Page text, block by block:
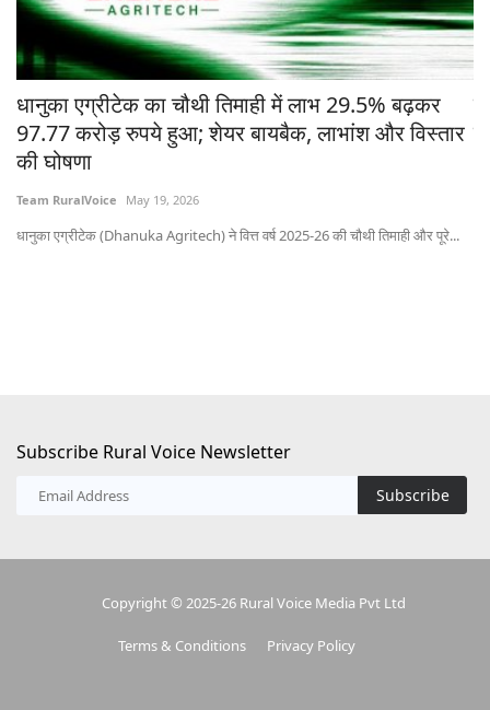
धानुका एग्रीटेक का चौथी तिमाही में लाभ 29.5% बढ़कर
97.77 करोड़ रुपये हुआ; शेयर बायबैक, लाभांश और विस्तार
की घोषणा
Team RuralVoice May 19, 2026
धानुका एग्रीटेक (Dhanuka Agritech) ने वित्त वर्ष 2025-26 की चौथी तिमाही और पूरे...
Subscribe Rural Voice Newsletter
Subscribe
Copyright © 2025-26 Rural Voice Media Pvt Ltd
Terms & Conditions Privacy Policy